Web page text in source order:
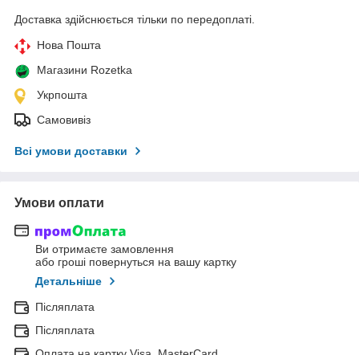
Доставка здійснюється тільки по передоплаті.
Нова Пошта
Магазини Rozetka
Укрпошта
Самовивіз
Всі умови доставки
Умови оплати
Ви отримаєте замовлення
або гроші повернуться на вашу картку
Детальніше
Післяплата
Післяплата